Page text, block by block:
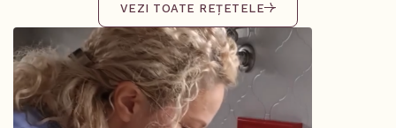
VEZI TOATE REȚETELE